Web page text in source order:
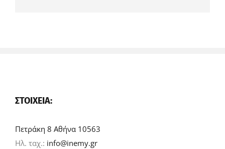
ΣΤΟΙΧΕΊΑ:
Πετράκη 8 Αθήνα 10563
Ηλ. ταχ.: info@inemy.gr